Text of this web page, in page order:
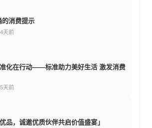
的消费提示
天前
化在行动——标准助力美好生活 激发消费
天前
品，诚邀优质伙伴共启价值盛宴」